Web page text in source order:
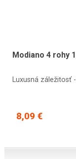
Modiano 4 rohy
Luxusná záležitosť
8,09 €